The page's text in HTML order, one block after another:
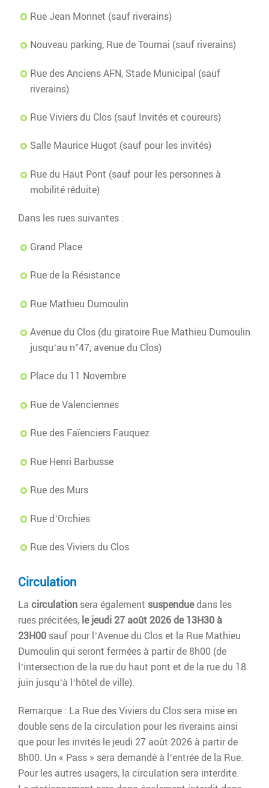
Rue Jean Monnet (sauf riverains)
Nouveau parking, Rue de Tournai (sauf riverains)
Rue des Anciens AFN, Stade Municipal (sauf
riverains)
Rue Viviers du Clos (sauf Invités et coureurs)
Salle Maurice Hugot (sauf pour les invités)
Rue du Haut Pont (sauf pour les personnes à
mobilité réduite)
Dans les rues suivantes :
Grand Place
Rue de la Résistance
Rue Mathieu Dumoulin
Avenue du Clos (du giratoire Rue Mathieu Dumoulin
jusqu’au n°47, avenue du Clos)
Place du 11 Novembre
Rue de Valenciennes
Rue des Faïenciers Fauquez
Rue Henri Barbusse
Rue des Murs
Rue d’Orchies
Rue des Viviers du Clos
Circulation
La circulation sera également suspenduedans les
rues précitées, le jeudi 27 août 2026 de 13H30 à
23H00 sauf pour l’Avenue du Clos et la Rue Mathieu
Dumoulin qui seront fermées à partir de 8h00 (de
l’intersection de la rue du haut pont et de la rue du 18
juin jusqu’à l’hôtel de ville).
Remarque : La Rue des Viviers du Clos sera mise en
double sens de la circulation pour les riverains ainsi
que pour les invités le jeudi 27 août 2026 à partir de
8h00. Un « Pass » sera demandé à l’entrée de la Rue.
Pour les autres usagers, la circulation sera interdite.